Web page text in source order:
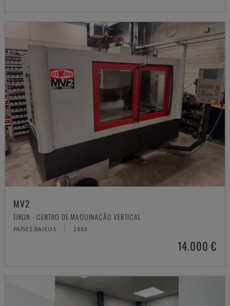
MV2
EIKON - CENTRO DE MAQUINAÇÃO VERTICAL
PAÍSES BAIXOS 2003
14.000 €